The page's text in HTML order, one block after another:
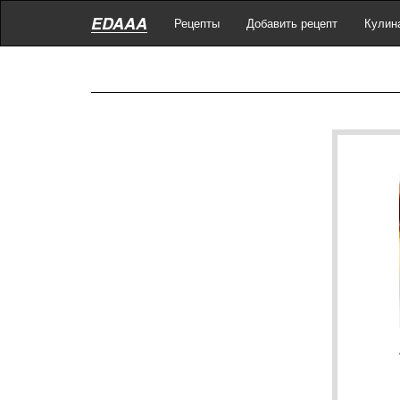
EDAAA Рецепты Добавить рецепт